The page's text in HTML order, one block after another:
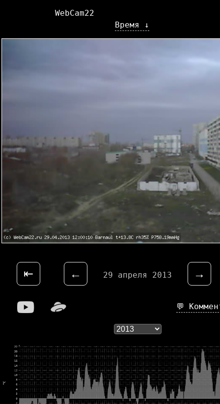
Время ↓
WebCam22
⇤ ← 29 апреля 2013 →
💬